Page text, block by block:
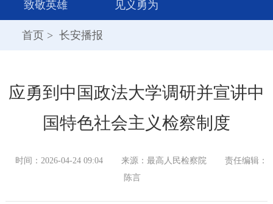
致敬英雄
见义勇为
首页 > 长安播报
应勇到中国政法大学调研并宣讲中
国特色社会主义检察制度
时间：2026-04-24 09:04 来源：最高人民检察院
责任编辑：
陈言